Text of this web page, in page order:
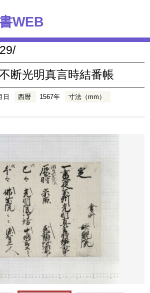
WEB
断光明真言時結番帳
日 西暦 1567年
寸法（mm）